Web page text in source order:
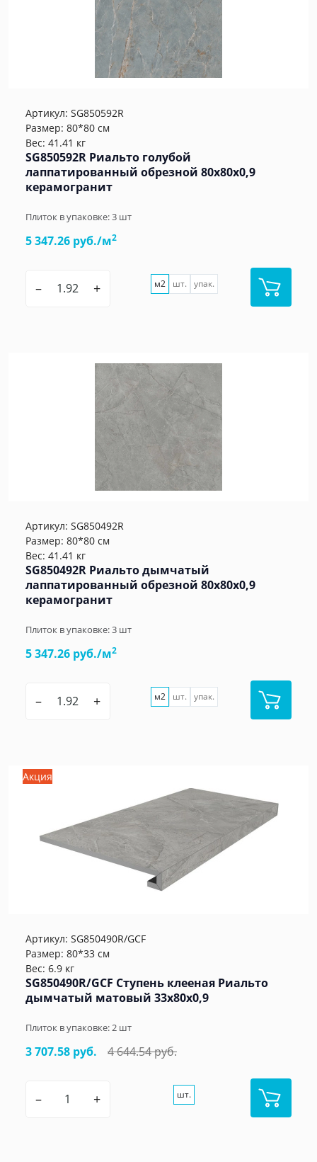
Артикул: SG850592R
Размер: 80*80 см
Вес: 41.41 кг
SG850592R Риальто голубой
лаппатированный обрезной 80x80x0,9
керамогранит
Плиток в упаковке:3 шт
5 347.26 руб./м2
– + м2 шт. упак.
Артикул: SG850492R
Размер: 80*80 см
Вес: 41.41 кг
SG850492R Риальто дымчатый
лаппатированный обрезной 80x80x0,9
керамогранит
Плиток в упаковке:3 шт
5 347.26 руб./м2
– + м2 шт. упак.
Акция
Артикул: SG850490R/GCF
Размер: 80*33 см
Вес: 6.9 кг
SG850490R/GCF Ступень клееная Риальто
дымчатый матовый 33x80x0,9
Плиток в упаковке:2 шт
3 707.58 руб. 4 644.54 руб.
– + шт.